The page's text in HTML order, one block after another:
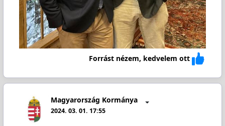
Forrást nézem, kedvelem ott
Magyarország Kormánya
2024. 03. 01. 17:55